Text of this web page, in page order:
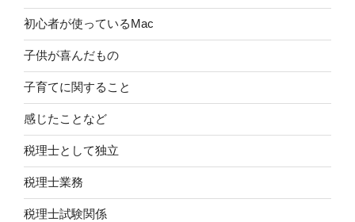
初心者が使っているMac
子供が喜んだもの
子育てに関すること
感じたことなど
税理士として独立
税理士業務
税理士試験関係